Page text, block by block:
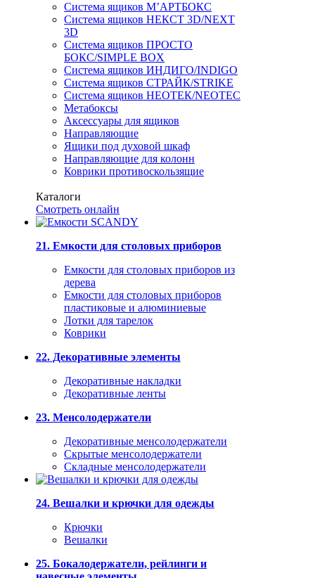
Система ящиков М’АРТБОКС
Система ящиков НЕКСТ 3D/NEXT
3D
Система ящиков ПРОСТО
БОКС/SIMPLE BOX
Система ящиков ИНДИГО/INDIGO
Система ящиков СТРАЙК/STRIKE
Система ящиков НЕОТЕК/NEOTEC
Метабоксы
Аксессуары для ящиков
Направляющие
Ящики под духовой шкаф
Направляющие для колонн
Коврики противоскользящие
Каталоги
Смотреть онлайн
21. Емкости для столовых приборов
Емкости для столовых приборов из
дерева
Емкости для столовых приборов
пластиковые и алюминиевые
Лотки для тарелок
Коврики
22. Декоративные элементы
Декоративные накладки
Декоративные ленты
23. Менсолодержатели
Декоративные менсолодержатели
Скрытые менсолодержатели
Складные менсолодержатели
24. Вешалки и крючки для одежды
Крючки
Вешалки
25. Бокалодержатели, рейлинги и